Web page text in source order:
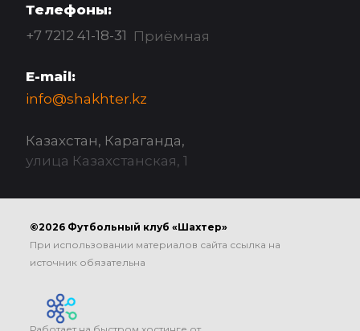
Телефоны:
+7 7212 41-18-31 Приёмная
E-mail:
info@shakhter.kz
Казахстан, Караганда,
улица Казахстанская, 1
©2026 Футбольный клуб «Шахтер»
При использовании материалов сайта ссылка на
источник обязательна